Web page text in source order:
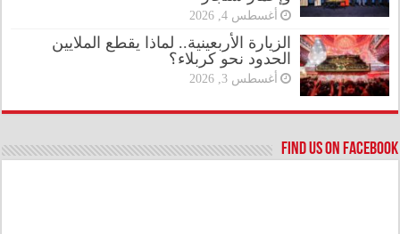
أغسطس 4, 2026
الزيارة الأربعينية.. لماذا يقطع الملايين
الحدود نحو كربلاء؟
أغسطس 3, 2026
Find us on Facebook